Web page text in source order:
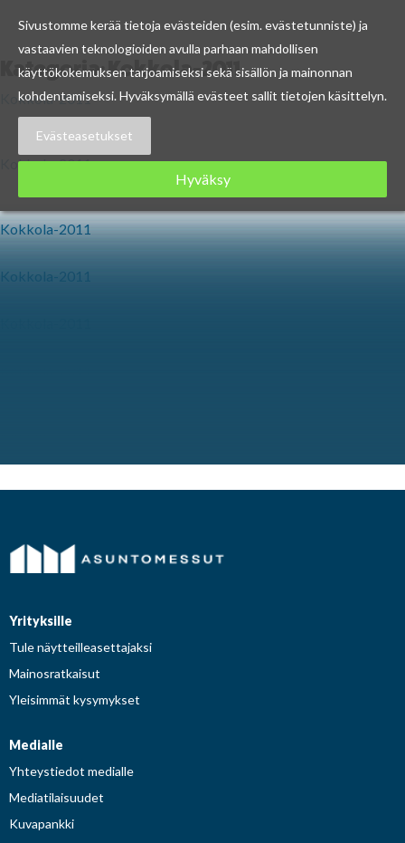
SkipKategoria:Kokkola-2011
Kokkola-2011
Asuntomessuilla viihdytään ja haetaan
sisustusideoita
Kokkola-2011
Heikius Hus korjasi potin kesän
Asuntomessujen yleisöäänestyksissä
Kokkola-2011
Kokkola-2011
Yrityksille
Tule näytteilleasettajaksi
Mainosratkaisut
Yleisimmät kysymykset
Medialle
Yhteystiedot medialle
Mediatilaisuudet
Kuvapankki
Sivustomme kerää tietoja evästeiden (esim. evästetunniste) ja
vastaavien teknologioiden avulla parhaan mahdollisen
käyttökokemuksen tarjoamiseksi sekä sisällön ja mainonnan
kohdentamiseksi. Hyväksymällä evästeet sallit tietojen käsittelyn.
Evästeasetukset
Hyväksy